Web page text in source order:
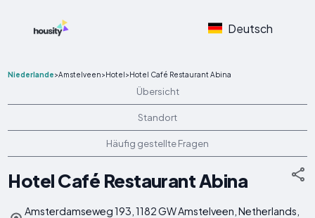
Deutsch
Niederlande>Amstelveen>Hotel>Hotel Café Restaurant Abina
Übersicht
Standort
Häufig gestellte Fragen
Hotel Café Restaurant Abina
Amsterdamseweg 193, 1182 GW Amstelveen, Netherlands,